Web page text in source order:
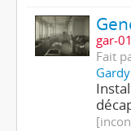
gar-
Fait
Gardy